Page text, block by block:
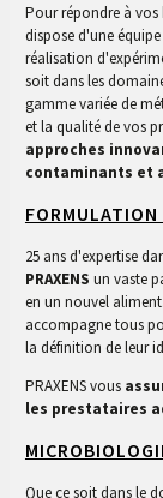
Pour répondre à vos
dispose d'une
réalisation
soit dans les
gamme variée de
et la qualité de vos
approches
contaminants et
FORMULATION
25 ans d'expertise
PRAXENS un vaste
en un nouvel
accompagne tous
la définition de leur
PRAXENS vous
les prestataires
Que ce soit dans le